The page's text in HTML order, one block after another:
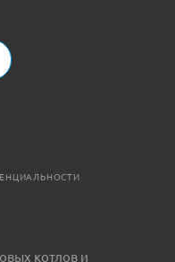
котлов и